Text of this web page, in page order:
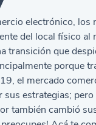
electrónico, los
del local físico
transición que
porque
el mercado
estrategias;
también cambió